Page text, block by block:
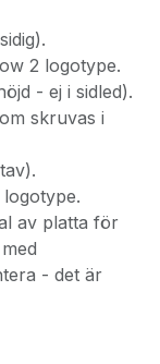
2 logotype.
- ej i sidled).
skruvas i
av platta för
- det är